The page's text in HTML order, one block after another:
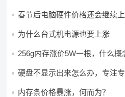
春节后电脑硬件价格还会继续上
为什么台式机电源也要上涨
256g内存涨价5W一根，什么概
硬盘不显示出来怎么办，专注
内存条价格暴涨，何而为？